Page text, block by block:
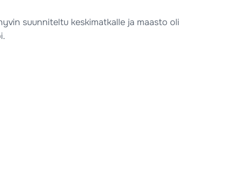
suunniteltu keskimatkalle ja maasto oli